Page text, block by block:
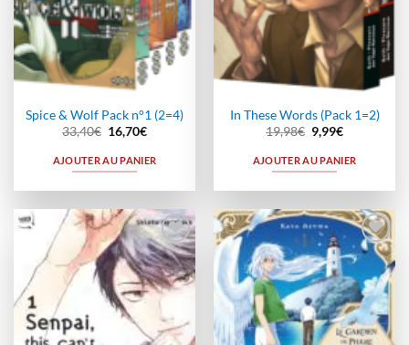
Spice & Wolf Pack n°1 (2=4)
33,40€ Le
prix
initial
était :
16,70€Le
actuel
est :
AJOUTER AU PANIER
In These Words (Pack 1=2)
19,98€ Le
prix
initial
était :
9,99€Le
actuel
est :
AJOUTER AU PANIER
Ajouter
à la
wishlist
Ajouter
wishlist